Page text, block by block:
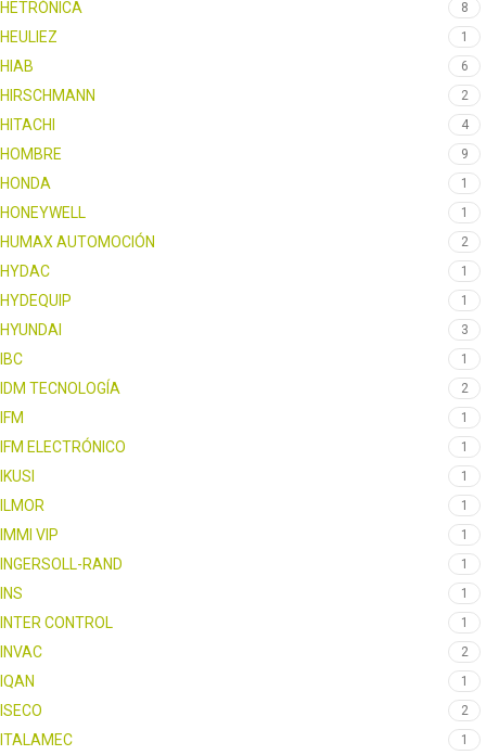
HETRÓNICA 8
HEULIEZ 1
HIAB 6
HIRSCHMANN 2
HITACHI 4
HOMBRE 9
HONDA 1
HONEYWELL 1
HUMAX AUTOMOCIÓN 2
HYDAC 1
HYDEQUIP 1
HYUNDAI 3
IBC 1
IDM TECNOLOGÍA 2
IFM 1
IFM ELECTRÓNICO 1
IKUSI 1
ILMOR 1
IMMI VIP 1
INGERSOLL-RAND 1
INS 1
INTER CONTROL 1
INVAC 2
IQAN 1
ISECO 2
ITALAMEC 1